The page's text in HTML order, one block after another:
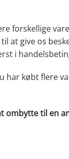
forskellige
give os
i
købt flere
ombytte til en